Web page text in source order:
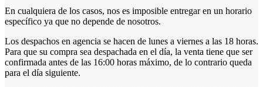
En cualquiera de los casos, nos es imposible entregar en un horario
específico ya que no depende de nosotros.
Los despachos en agencia se hacen de lunes a viernes a las 18 horas.
Para que su compra sea despachada en el día, la venta tiene que ser
confirmada antes de las 16:00 horas máximo, de lo contrario queda
para el día siguiente.